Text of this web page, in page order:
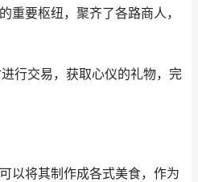
重要枢纽，聚齐了各路商人，
行交易，获取心仪的礼物，完
以将其制作成各式美食，作为